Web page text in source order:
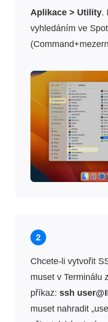
Aplikace > Utility.
vyhledáním ve
2
Chcete-li vytvořit
muset v Terminálu
příkaz: ssh
muset nahradit